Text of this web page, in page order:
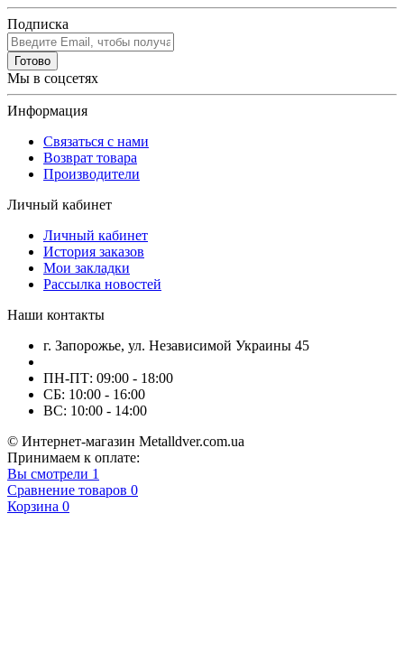
Подписка
Готово
Мы в соцсетях
Информация
Связаться с нами
Возврат товара
Производители
Личный кабинет
Личный кабинет
История заказов
Мои закладки
Рассылка новостей
Наши контакты
г. Запорожье, ул. Независимой Украины 45
ПН-ПТ: 09:00 - 18:00
СБ: 10:00 - 16:00
ВС: 10:00 - 14:00
© Интернет-магазин Metalldver.com.ua
Принимаем к оплате:
Вы смотрели 1
Сравнение товаров 0
Корзина 0